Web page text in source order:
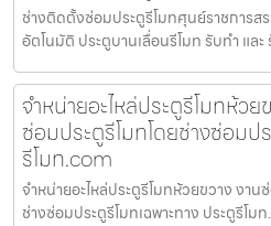
ช่างติดตั้งซ่อมประตูรีโมทศุนย์ราชการส
อัตโนมัติ ประตูบานเลื่อนรีโมท รับทำ แล
จำหน่ายอะไหล่ประตูรีโมทห้ว
ซ่อมประตูรีโมทโดยช่างซ่อมป
รีโมท.com
จำหน่ายอะไหล่ประตูรีโมทห้วยขวาง งา
ช่างซ่อมประตูรีโมทเฉพาะทาง ประตูรีโ